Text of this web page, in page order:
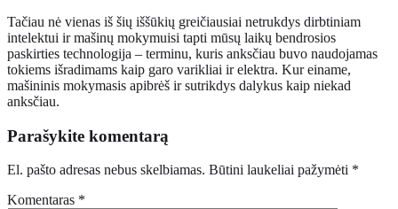
Tačiau nė vienas iš šių iššūkių greičiausiai netrukdys dirbtiniam
intelektui ir mašinų mokymuisi tapti mūsų laikų bendrosios
paskirties technologija – terminu, kuris anksčiau buvo naudojamas
tokiems išradimams kaip garo varikliai ir elektra. Kur einame,
mašininis mokymasis apibrėš ir sutrikdys dalykus kaip niekad
anksčiau.
Parašykite komentarą
El. pašto adresas nebus skelbiamas. Būtini laukeliai pažymėti *
Komentaras *